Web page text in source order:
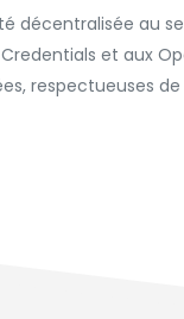
décentralisée au
et aux
respectueuses